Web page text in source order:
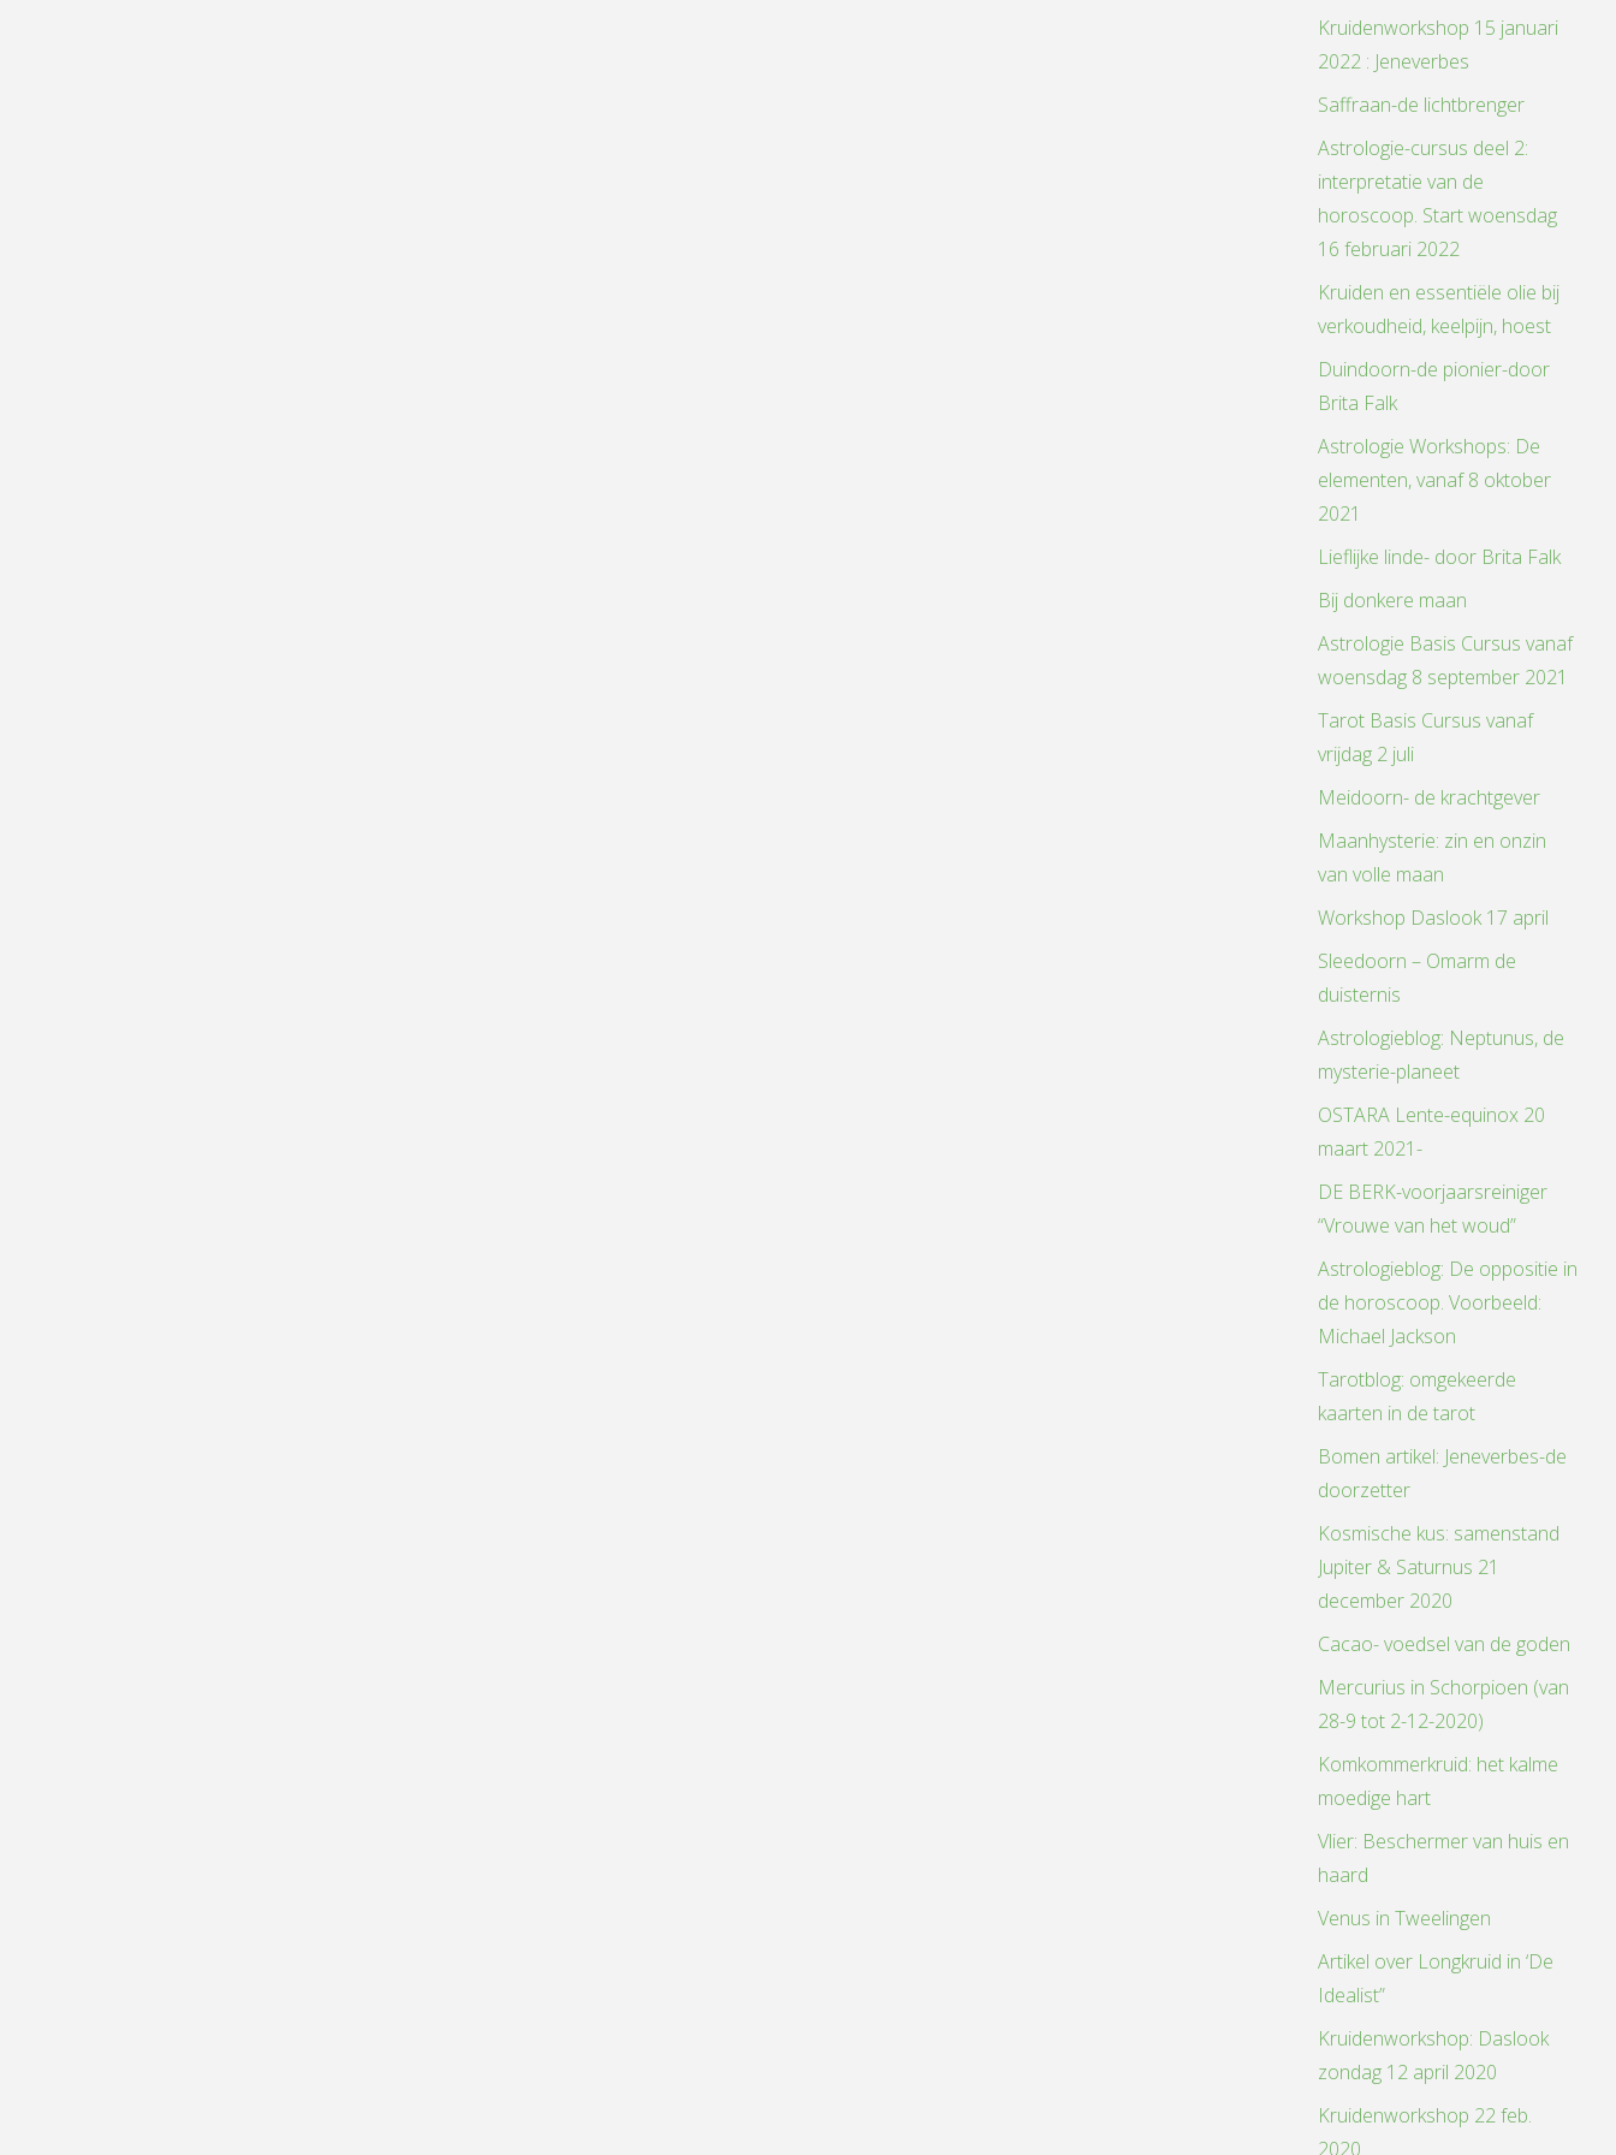
Kruidenworkshop 15 januari
2022 : Jeneverbes
Saffraan-de lichtbrenger
Astrologie-cursus deel 2:
interpretatie van de
horoscoop. Start woensdag
16 februari 2022
Kruiden en essentiële olie bij
verkoudheid, keelpijn, hoest
Duindoorn-de pionier-door
Brita Falk
Astrologie Workshops: De
elementen, vanaf 8 oktober
2021
Lieflijke linde- door Brita Falk
Bij donkere maan
Astrologie Basis Cursus vanaf
woensdag 8 september 2021
Tarot Basis Cursus vanaf
vrijdag 2 juli
Meidoorn- de krachtgever
Maanhysterie: zin en onzin
van volle maan
Workshop Daslook 17 april
Sleedoorn – Omarm de
duisternis
Astrologieblog: Neptunus, de
mysterie-planeet
OSTARA Lente-equinox 20
maart 2021-
DE BERK-voorjaarsreiniger
“Vrouwe van het woud”
Astrologieblog: De oppositie in
de horoscoop. Voorbeeld:
Michael Jackson
Tarotblog: omgekeerde
kaarten in de tarot
Bomen artikel: Jeneverbes-de
doorzetter
Kosmische kus: samenstand
Jupiter & Saturnus 21
december 2020
Cacao- voedsel van de goden
Mercurius in Schorpioen (van
28-9 tot 2-12-2020)
Komkommerkruid: het kalme
moedige hart
Vlier: Beschermer van huis en
haard
Venus in Tweelingen
Artikel over Longkruid in ‘De
Idealist”
Kruidenworkshop: Daslook
zondag 12 april 2020
Kruidenworkshop 22 feb.
2020